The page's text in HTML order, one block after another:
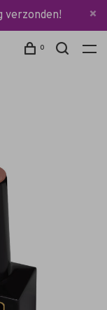
verzonden!
0